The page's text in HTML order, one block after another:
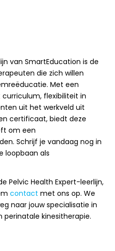
van SmartEducation is de
die zich willen
Met een
flexibiliteit in
uit het werkveld uit
certificaat, biedt deze
om een
Schrijf je vandaag nog in
loopbaan als
Pelvic Health Expert-leerlijn,
contact met ons op. We
naar jouw specialisatie in
kinesitherapie.